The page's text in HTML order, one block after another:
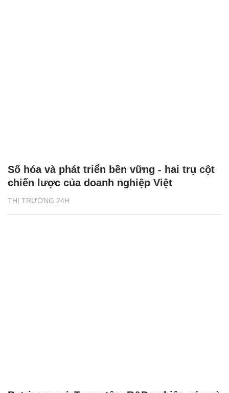
THỊ TRƯỜNG 24H
Số hóa và phát triển bền vững - hai trụ cột
chiến lược của doanh nghiệp Việt